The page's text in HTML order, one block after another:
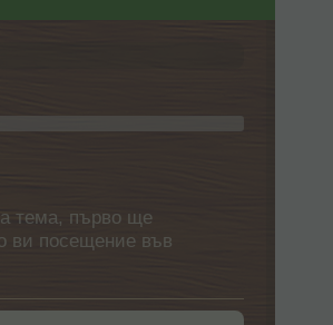
тема, първо ще
ви посещение във